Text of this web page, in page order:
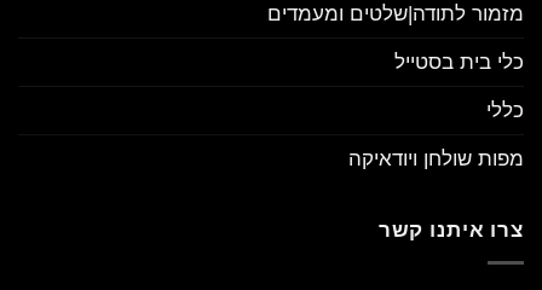
מזמור לתודה|שלטים ומעמדים
כלי בית בסטייל
כללי
מפות שולחן ויודאיקה
צרו איתנו קשר